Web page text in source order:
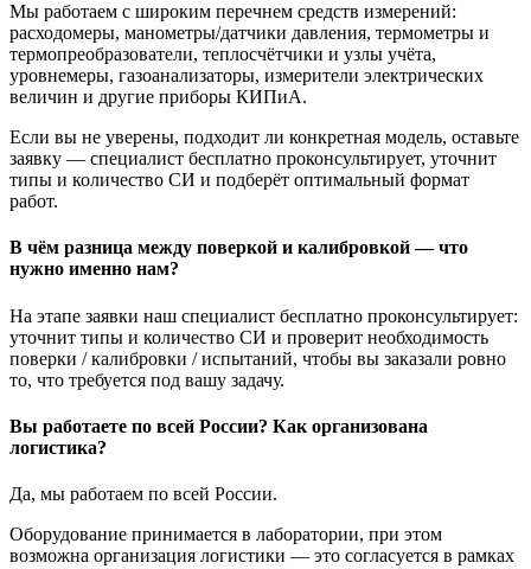
Мы работаем с широким перечнем средств измерений:
расходомеры, манометры/датчики давления, термометры и
термопреобразователи, теплосчётчики и узлы учёта,
уровнемеры, газоанализаторы, измерители электрических
величин и другие приборы КИПиА.
Если вы не уверены, подходит ли конкретная модель, оставьте
заявку — специалист бесплатно проконсультирует, уточнит
типы и количество СИ и подберёт оптимальный формат
работ.
В чём разница между поверкой и калибровкой — что
нужно именно нам?
На этапе заявки наш специалист бесплатно проконсультирует:
уточнит типы и количество СИ и проверит необходимость
поверки / калибровки / испытаний, чтобы вы заказали ровно
то, что требуется под вашу задачу.
Вы работаете по всей России? Как организована
логистика?
Да, мы работаем по всей России.
Оборудование принимается в лаборатории, при этом
возможна организация логистики — это согласуется в рамках